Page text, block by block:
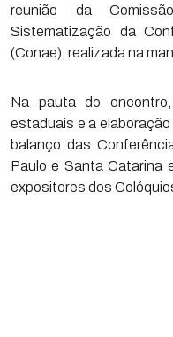
reunião da
Sistematização da
(Conae), realizada na
Na pauta do
estaduais e a
balanço das
Paulo e Santa Catarina
expositores dos